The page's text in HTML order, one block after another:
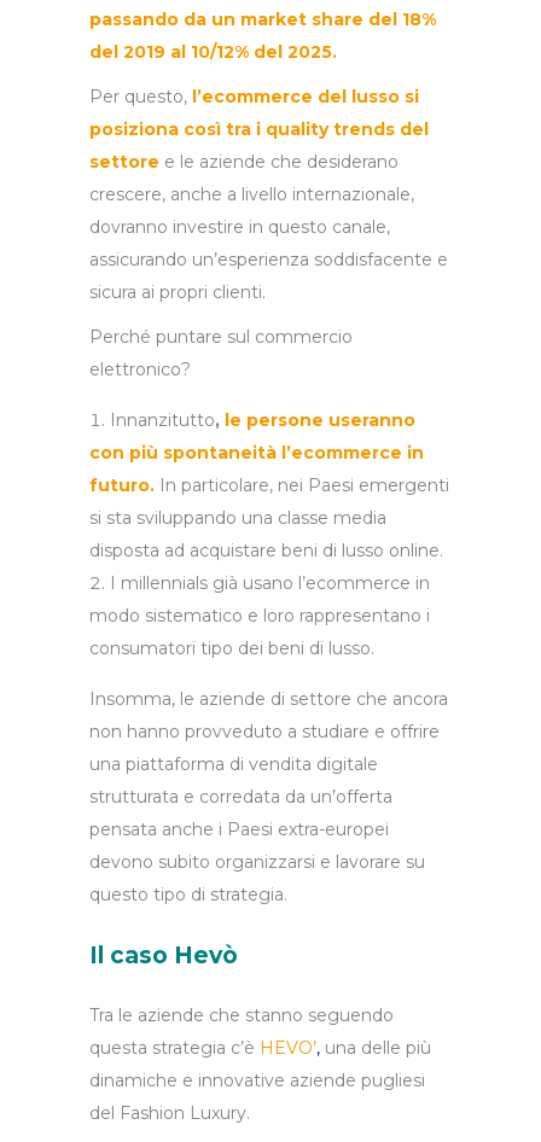
passando da un market share del 18%
del 2019 al 10/12% del 2025.
Per questo, l’ecommerce del lusso si
posiziona così tra i quality trends del
settore e le aziende che desiderano
crescere, anche a livello internazionale,
dovranno investire in questo canale,
assicurando un’esperienza soddisfacente e
sicura ai propri clienti.
Perché puntare sul commercio
elettronico?
Innanzitutto, le persone useranno
con più spontaneità l’ecommerce in
futuro. In particolare, nei Paesi emergenti
si sta sviluppando una classe media
disposta ad acquistare beni di lusso online.
I millennials già usano l’ecommerce in
modo sistematico e loro rappresentano i
consumatori tipo dei beni di lusso.
Insomma, le aziende di settore che ancora
non hanno provveduto a studiare e offrire
una piattaforma di vendita digitale
strutturata e corredata da un’offerta
pensata anche i Paesi extra-europei
devono subito organizzarsi e lavorare su
questo tipo di strategia.
Il caso Hevò
Tra le aziende che stanno seguendo
questa strategia c’è HEVO’, una delle più
dinamiche e innovative aziende pugliesi
del Fashion Luxury.